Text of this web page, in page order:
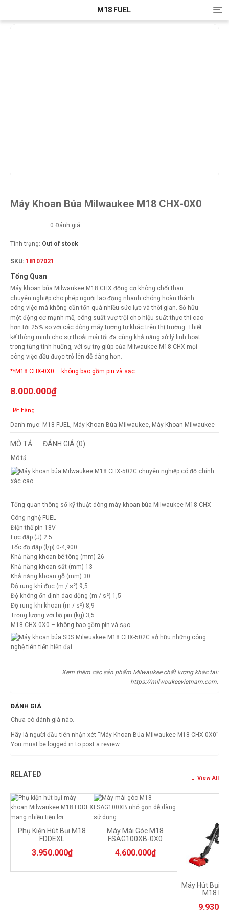
M18 FUEL
T
o
Máy Khoan Búa Milwaukee M18 CHX-0X0
0 Đánh giá
Tình trạng: Out of stock
SKU: 18107021
Tổng Quan
Máy khoan búa Milwaukee M18 CHX động cơ không chổi than
chuyên nghiệp cho phép người lao động nhanh chóng hoàn thành
công việc mà không cần tốn quá nhiều sức lực và thời gian. Sở hữu
một động cơ mạnh mẽ, công suất vượ trội cho hiệu suất thực thi cao
hơn tới 25% so với các dòng máy tương tự khác trên thị trường. Thiết
kế thông minh cho sự thoải mái tối đa cùng khả năng xử lý linh hoạt
trong từng tình huống, với sự trợ giúp của Milwaukee M18 CHX mọi
công việc đều được trở lên dễ dàng hơn.
**M18 CHX-0X0 – không bao gồm pin và sạc
8.000.000₫
Hết hàng
Danh mục: M18 FUEL, Máy Khoan Búa Milwaukee, Máy Khoan Milwaukee
MÔ TẢ ĐÁNH GIÁ (0)
Mô tả
Tổng quan thông số kỹ thuật dòng máy khoan búa Milwaukee M18 CHX
Công nghệ FUEL
Điện thế pin 18V
Lực đập (J) 2.5
Tốc độ đập (l/p) 0-4,900
Khả năng khoan bê tông (mm) 26
Khả năng khoan sắt (mm) 13
Khả năng khoan gỗ (mm) 30
Độ rung khi đục (m / s²) 9,5
Độ không ổn định dao động (m / s²) 1,5
Độ rung khi khoan (m / s²) 8,9
Trọng lượng với bộ pin (kg) 3,5
M18 CHX-0X0 – không bao gồm pin và sạc
Xem thêm các sản phẩm Milwaukee chất lượng khác tại:
https://milwaukeevietnam.com.
ĐÁNH GIÁ
Chưa có đánh giá nào.
Hãy là người đầu tiên nhận xét “Máy Khoan Búa Milwaukee M18 CHX-0X0”
You must be logged in to post a review.
RELATED View All
Phụ Kiện Hút Bụi M18
FDDEXL
3.950.000₫
Máy Mài Góc M18
FSAG100XB-0X0
4.600.000₫
Máy Hút Bụi
M18